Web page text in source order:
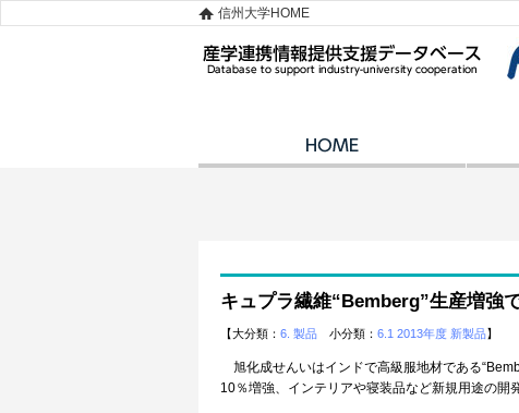
信州大学HOME
キュプラ繊維“Bemberg”生産増強
【大分類： 6. 製品 小分類： 6.1 2013年度 新製品】
旭化成せんいはインドで高級服地材である
10％増強、インテリアや寝装品など新規用途の開